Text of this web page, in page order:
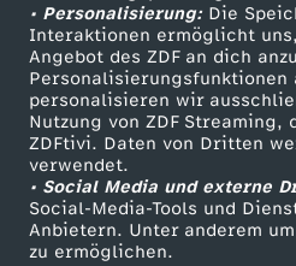
• Personalisierung:Die
Interaktionen ermöglicht
Angebot des ZDF an dich
Personalisierungsfunktionen
personalisieren wir
Nutzung von ZDF Streaming,
ZDFtivi. Daten von Dritten
verwendet.
• Social Media und externe
Social-Media-Tools und
Anbietern. Unter anderem
zu ermöglichen.
1
3
j
e
Sendungen A-Z
TV-Programm
ZDF Unternehmen
Karriere